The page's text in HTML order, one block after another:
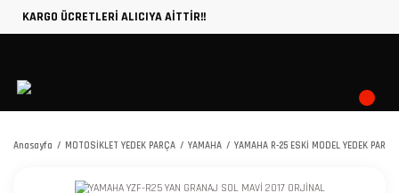
KARGO ÜCRETLERİ ALICIYA AİTTİR!!
Anasayfa MOTOSİKLET YEDEK PARÇA YAMAHA YAMAHA R-25 ESKİ MODEL YEDEK PARÇA